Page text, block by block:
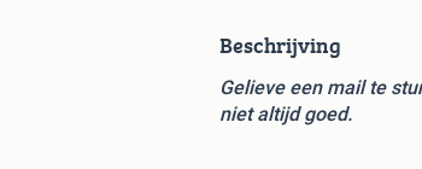
Beschrijving
Gelieve een mail te
niet altijd goed.